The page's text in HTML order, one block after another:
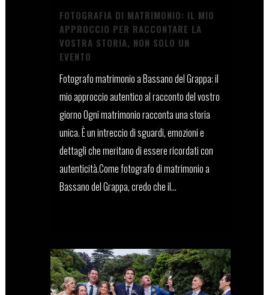
FOTOGRAFIA DI MATRIMONIO: IL MIO
APPROCCIO PER RACCONTARE LA
VOSTRA STORIA, NON SOLO UN
EVENTO
Fotografo matrimonio a Bassano del Grappa: il
mio approccio autentico al racconto del vostro
giorno Ogni matrimonio racconta una storia
unica. È un intreccio di sguardi, emozioni e
dettagli che meritano di essere ricordati con
autenticità.Come fotografo di matrimonio a
Bassano del Grappa, credo che il...